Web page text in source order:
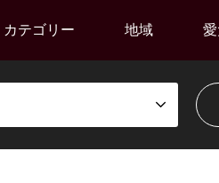
カテゴリー 地域